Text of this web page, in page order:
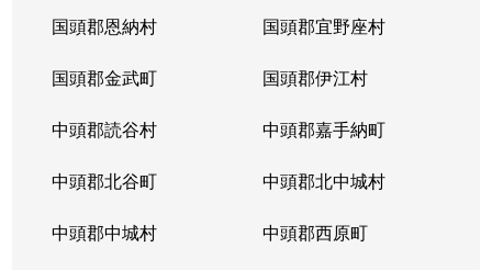
国頭郡恩納村 国頭郡宜野座村
国頭郡金武町 国頭郡伊江村
中頭郡読谷村 中頭郡嘉手納町
中頭郡北谷町 中頭郡北中城村
中頭郡中城村 中頭郡西原町